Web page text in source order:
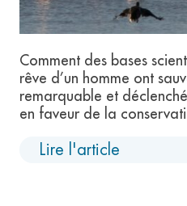
Comment des bases
rêve d’un homme ont
remarquable et
en faveur de la
Lire l'article